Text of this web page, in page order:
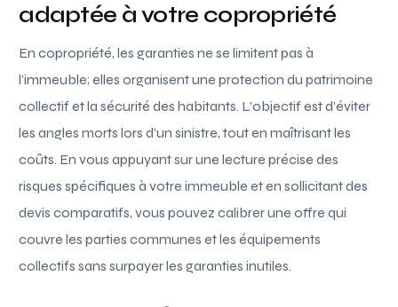
adaptée à votre copropriété
En copropriété, les garanties ne se limitent pas à
l’immeuble; elles organisent une protection du patrimoine
collectif et la sécurité des habitants. L’objectif est d’éviter
les angles morts lors d’un sinistre, tout en maîtrisant les
coûts. En vous appuyant sur une lecture précise des
risques spécifiques à votre immeuble et en sollicitant des
devis comparatifs, vous pouvez calibrer une offre qui
couvre les parties communes et les équipements
collectifs sans surpayer les garanties inutiles.